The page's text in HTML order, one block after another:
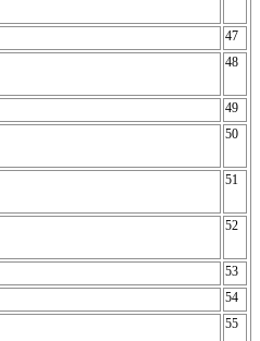
47
48
49
50
51
52
53
54
55